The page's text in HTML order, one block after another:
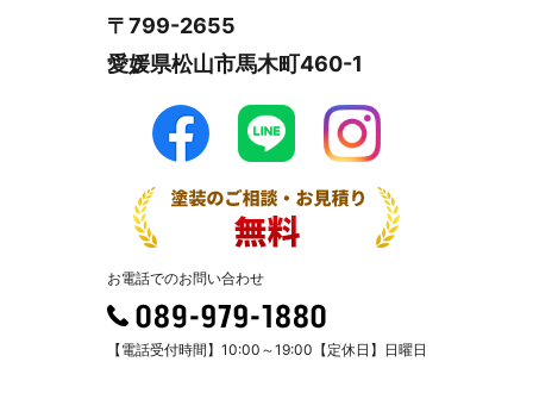
〒799-2655
愛媛県松山市馬木町460-1
お電話でのお問い合わせ
【電話受付時間】10:00～19:00【定休日】日曜日